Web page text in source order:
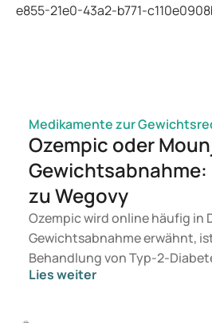
Medikamente zur
Ozempic oder
zu Wegovy
Ozempic wird online häufig in
Gewichtsabnahme erwähnt,
Behandlung von Typ-2-
Wenn Sie eine Therapie zur
Lies weiter